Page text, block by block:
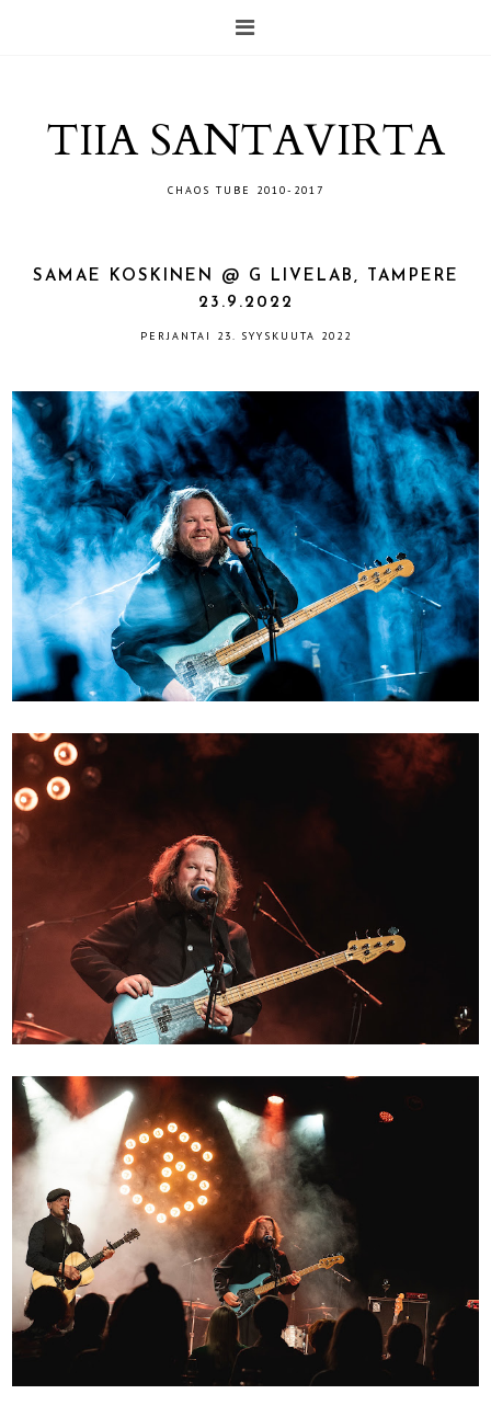
TIIA SANTAVIRTA
CHAOS TUBE 2010-2017
SAMAE KOSKINEN @ G LIVELAB, TAMPERE
23.9.2022
PERJANTAI 23. SYYSKUUTA 2022